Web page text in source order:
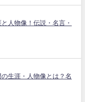
人物像！伝説・名言・
生涯・人物像とは？名